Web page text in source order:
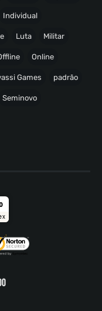
Individual
Luta Militar
Online
Games padrão
Seminovo